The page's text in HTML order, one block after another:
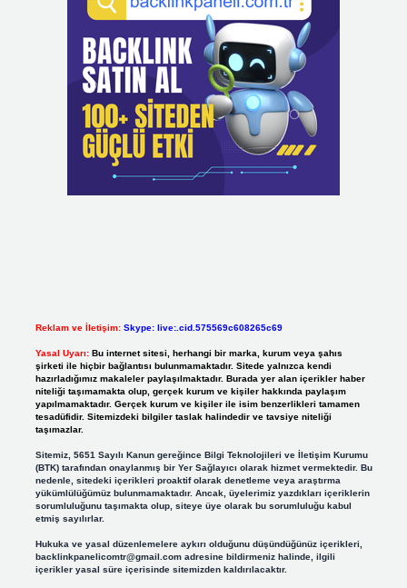
Reklam ve İletişim: Skype: live:.cid.575569c608265c69
Yasal Uyarı: Bu internet sitesi, herhangi bir marka, kurum veya şahıs
şirketi ile hiçbir bağlantısı bulunmamaktadır. Sitede yalnızca kendi
hazırladığımız makaleler paylaşılmaktadır. Burada yer alan içerikler haber
niteliği taşımamakta olup, gerçek kurum ve kişiler hakkında paylaşım
yapılmamaktadır. Gerçek kurum ve kişiler ile isim benzerlikleri tamamen
tesadüfidir. Sitemizdeki bilgiler taslak halindedir ve tavsiye niteliği
taşımazlar.
Sitemiz, 5651 Sayılı Kanun gereğince Bilgi Teknolojileri ve İletişim Kurumu
(BTK) tarafından onaylanmış bir Yer Sağlayıcı olarak hizmet vermektedir. Bu
nedenle, sitedeki içerikleri proaktif olarak denetleme veya araştırma
yükümlülüğümüz bulunmamaktadır. Ancak, üyelerimiz yazdıkları içeriklerin
sorumluluğunu taşımakta olup, siteye üye olarak bu sorumluluğu kabul
etmiş sayılırlar.
Hukuka ve yasal düzenlemelere aykırı olduğunu düşündüğünüz içerikleri,
backlinkpanelicomtr@gmail.comadresine bildirmeniz halinde, ilgili
içerikler yasal süre içerisinde sitemizden kaldırılacaktır.